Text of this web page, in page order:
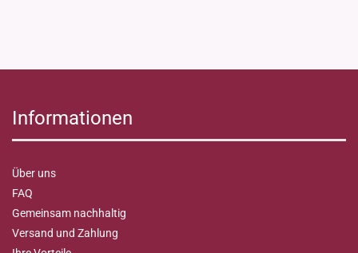
Informationen
Über uns
FAQ
Gemeinsam nachhaltig
Versand und Zahlung